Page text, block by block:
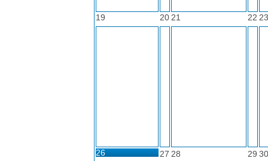
19 20 21 22 23
26
27 28 29 30